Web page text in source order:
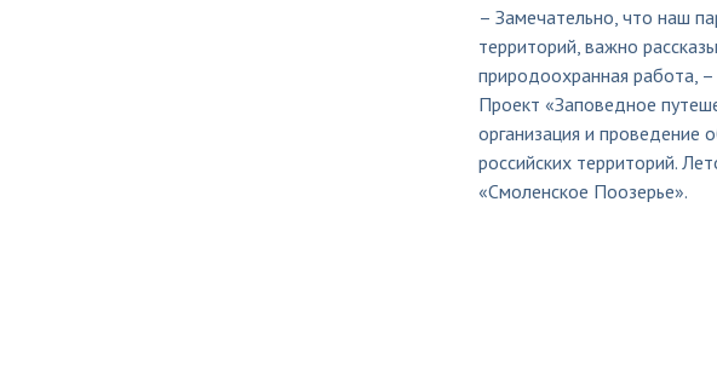
– Замечательно, что наш
территорий, важно
природоохранная работа,
Проект «Заповедное
организация и проведение
российских территорий.
«Смоленское Поозерье».